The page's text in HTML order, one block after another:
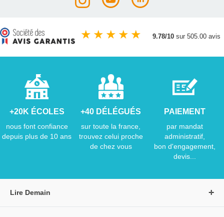
★ ★ ★ ★ ★ 9.78/10 sur 505.00 avis
+20K ÉCOLES
nous font confiance
depuis plus de 10 ans
+40 DÉLÉGUÉS
sur toute la france,
trouvez celui proche
de chez vous
PAIEMENT
par mandat
administratif,
bon d'engagement,
devis...
Lire Demain